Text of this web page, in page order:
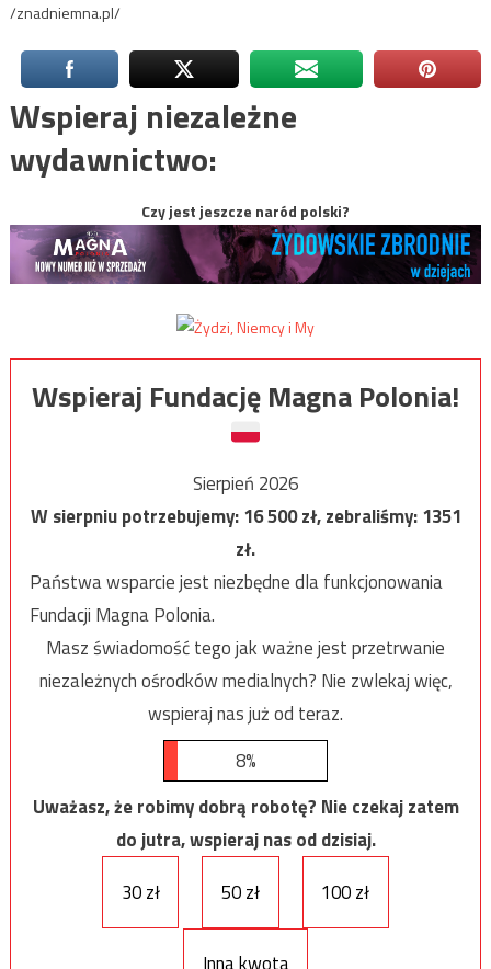
/znadniemna.pl/
Wspieraj niezależne
wydawnictwo:
Czy jest jeszcze naród polski?
Wspieraj Fundację Magna Polonia!
Sierpień 2026
W sierpniu potrzebujemy:16 500zł, zebraliśmy:1351
zł.
Państwa wsparcie jest niezbędne dla funkcjonowania
Fundacji Magna Polonia.
Masz świadomość tego jak ważne jest przetrwanie
niezależnych ośrodków medialnych? Nie zwlekaj więc,
wspieraj nas już od teraz.
8%
Uważasz, że robimy dobrą robotę? Nie czekaj zatem
do jutra, wspieraj nas od dzisiaj.
30 zł
50 zł 100 zł